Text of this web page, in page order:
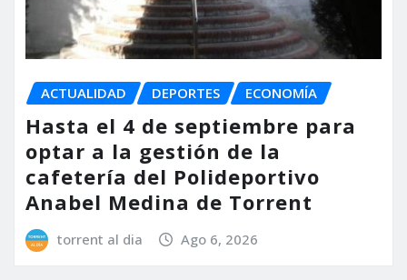
ACTUALIDAD DEPORTES ECONOMÍA
Hasta el 4 de septiembre para
optar a la gestión de la
cafetería del Polideportivo
Anabel Medina de Torrent
torrent al dia Ago 6, 2026